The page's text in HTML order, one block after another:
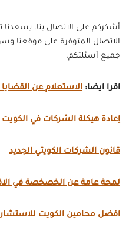
أشكركم على الاتصال بنا.
الاتصال المتوفرة على موقعنا
جميع أسئلتكم.
اقرا ايضا: الاستعلام عن القضايا
إعادة هيكلة الشركات في الكويت
قانون الشركات الكويتي الجديد
لمحة عامة عن الخصخصة في
افضل محامين الكويت